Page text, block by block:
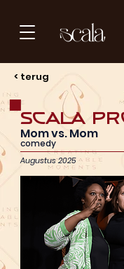
< terug
Scala
Mom vs. Mom
comedy
Augustus 2025